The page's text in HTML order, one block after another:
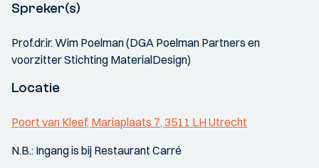
Spreker(s)
Prof.dr.ir. Wim Poelman (DGA Poelman Partners en
voorzitter Stichting MaterialDesign)
Locatie
Poort van Kleef, Mariaplaats 7, 3511 LH Utrecht
N.B.: Ingang is bij Restaurant Carré